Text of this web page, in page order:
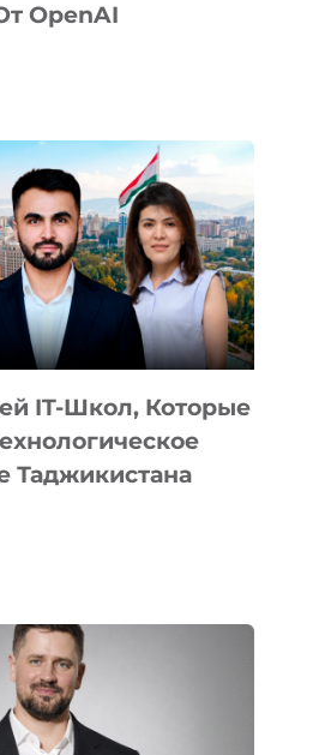
OpenAI
IT-Школ, Которые
Таджикистана